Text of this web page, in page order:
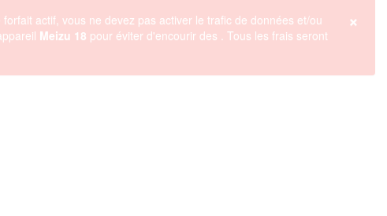
×
actif, vous ne devez pas activer le trafic de données et/ou
Meizu 18 pour éviter d'encourir des . Tous les frais seront